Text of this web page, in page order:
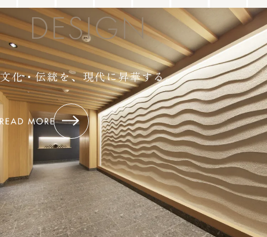
DESIGN
文化・伝統を、現代に昇華する。